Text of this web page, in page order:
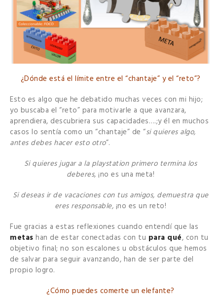
¿Dónde está el límite entre el “chantaje” y el “reto”?
Esto es algo que he debatido muchas veces con mi hijo;
yo buscaba el “reto” para motivarle a que avanzara,
aprendiera, descubriera sus capacidades….;y él en muchos
casos lo sentía como un “chantaje” de “si quieres algo,
antes debes hacer esto otro”.
Si quieres jugar a la playstation primero termina los
deberes, ¡no es una meta!
Si deseas ir de vacaciones con tus amigos, demuestra que
eres responsable, ¡no es un reto!
Fue gracias a estas reflexiones cuando entendí que las
metas han de estar conectadas con tu para qué, con tu
objetivo final; no son escalones u obstáculos que hemos
de salvar para seguir avanzando, han de ser parte del
propio logro.
¿Cómo puedes comerte un elefante?